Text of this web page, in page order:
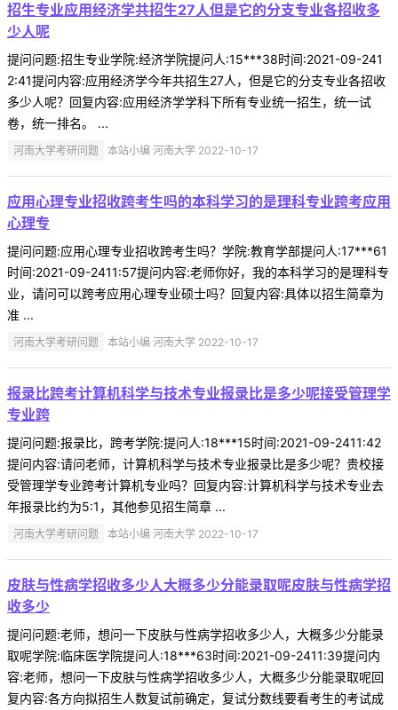
招生专业应用经济学共招生27人但是它的分支专业各招收多
少人呢
提问问题:招生专业学院:经济学院提问人:15***38时间:2021-09-241
2:41提问内容:应用经济学今年共招生27人，但是它的分支专业各招收
多少人呢？回复内容:应用经济学学科下所有专业统一招生，统一试
卷，统一排名。 ...
河南大学考研问题 本站小编 河南大学 2022-10-17
应用心理专业招收跨考生吗的本科学习的是理科专业跨考应用
心理专
提问问题:应用心理专业招收跨考生吗？学院:教育学部提问人:17***61
时间:2021-09-2411:57提问内容:老师你好，我的本科学习的是理科专
业，请问可以跨考应用心理专业硕士吗？回复内容:具体以招生简章为
准 ...
河南大学考研问题 本站小编 河南大学 2022-10-17
报录比跨考计算机科学与技术专业报录比是多少呢接受管理学
专业跨
提问问题:报录比，跨考学院:提问人:18***15时间:2021-09-2411:42
提问内容:请问老师，计算机科学与技术专业报录比是多少呢？贵校接
受管理学专业跨考计算机专业吗？回复内容:计算机科学与技术专业去
年报录比约为5:1，其他参见招生简章 ...
河南大学考研问题 本站小编 河南大学 2022-10-17
皮肤与性病学招收多少人大概多少分能录取呢皮肤与性病学招
收多少
提问问题:老师，想问一下皮肤与性病学招收多少人，大概多少分能录
取呢学院:临床医学院提问人:18***63时间:2021-09-2411:39提问内
容:老师，想问一下皮肤与性病学招收多少人，大概多少分能录取呢回
复内容:各方向拟招生人数复试前确定，复试分数线要看考生的考试成